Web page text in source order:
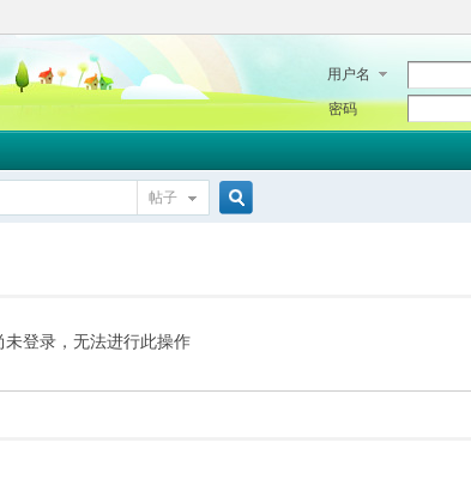
用户名
密码
帖子
未登录，无法进行此操作